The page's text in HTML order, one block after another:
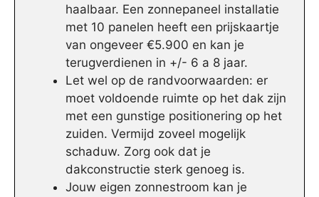
haalbaar. Een zonnepaneel installatie
met 10 panelen heeft een prijskaartje
van ongeveer €5.900 en kan je
terugverdienen in +/- 6 a 8 jaar.
Let wel op de randvoorwaarden: er
moet voldoende ruimte op het dak zijn
met een gunstige positionering op het
zuiden. Vermijd zoveel mogelijk
schaduw. Zorg ook dat je
dakconstructie sterk genoeg is.
Jouw eigen zonnestroom kan je